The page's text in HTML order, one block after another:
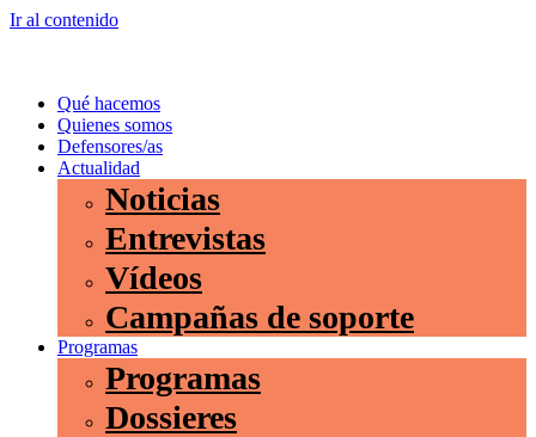
Ir al contenido
Qué hacemos
Quienes somos
Defensores/as
Actualidad
Noticias
Entrevistas
Vídeos
Campañas de soporte
Programas
Programas
Dossieres